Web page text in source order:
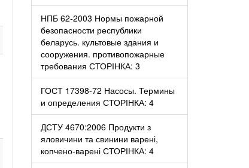
НПБ 62-2003 Нормы пожарной
безопасности республики
беларусь. культовые здания и
сооружения. противопожарные
требования СТОРІНКА: 3
ГОСТ 17398-72 Насосы. Термины
и определения СТОРІНКА: 4
ДСТУ 4670:2006 Продукти з
яловичини та свинини варені,
копчено-варені СТОРІНКА: 4